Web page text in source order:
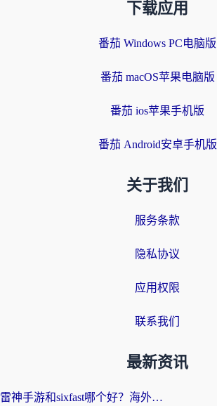
下载应用
番茄 Windows PC电脑版
番茄 macOS苹果电脑版
番茄 ios苹果手机版
番茄 Android安卓手机版
关于我们
服务条款
隐私协议
应用权限
联系我们
最新资讯
雷神手游和sixfast哪个好？海外党亲测3款回国加速器，教你选对不踩坑